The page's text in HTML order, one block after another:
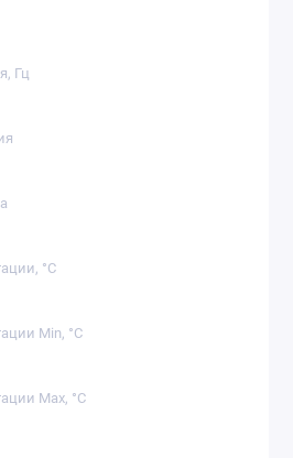
Гц
°C
Min, °C
Max, °C